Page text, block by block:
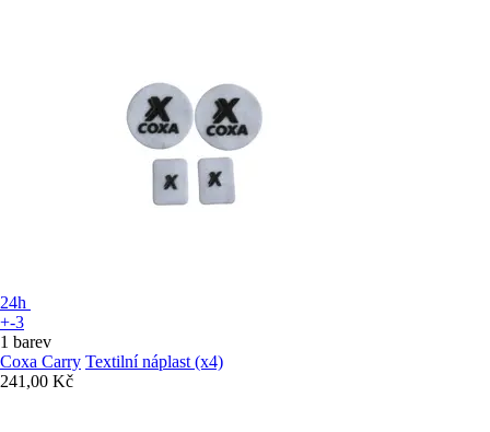
24h
+-3
1 barev
Coxa Carry Textilní náplast (x4)
241,00 Kč